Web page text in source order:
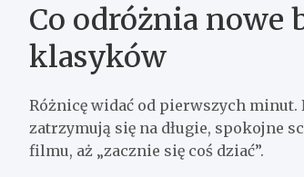
Co odróżnia nowe
klasyków
Różnicę widać od pierwszych minut.
zatrzymują się na długie, spokojne
filmu, aż „zacznie się coś dziać”.